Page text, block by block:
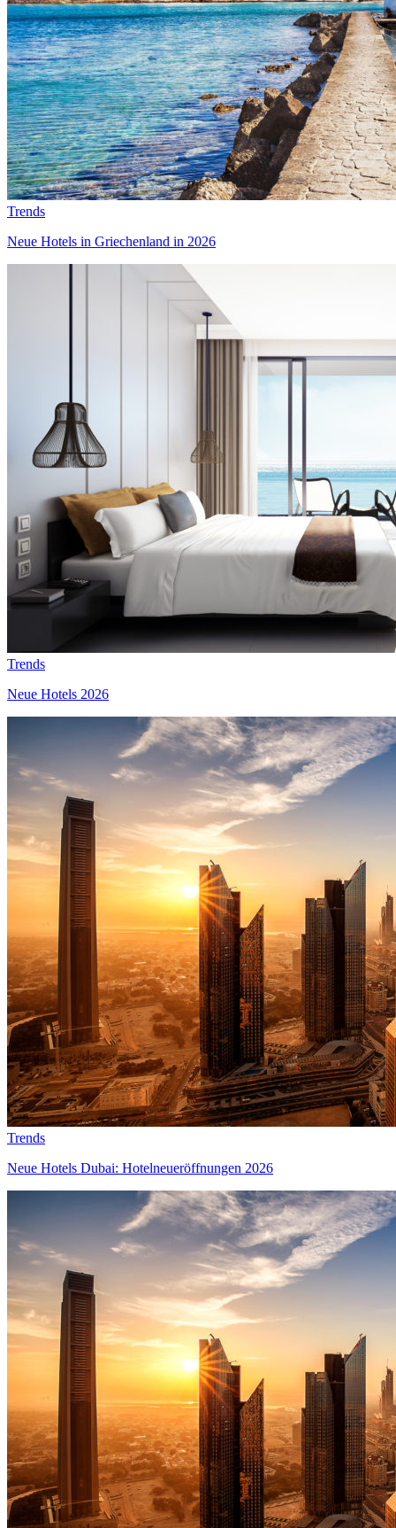
Trends
Neue Hotels in Griechenland in 2026
Trends
Neue Hotels 2026
Trends
Neue Hotels Dubai: Hotelneueröffnungen 2026